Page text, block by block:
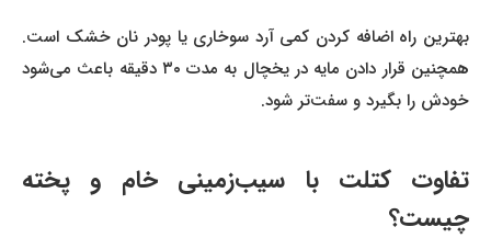
بهترین راه اضافه کردن کمی آرد سوخاری یا پودر نان خشک است.
همچنین قرار دادن مایه در یخچال به مدت ۳۰ دقیقه باعث می‌شود
خودش را بگیرد و سفت‌تر شود.
تفاوت کتلت با سیب‌زمینی خام و پخته
چیست؟